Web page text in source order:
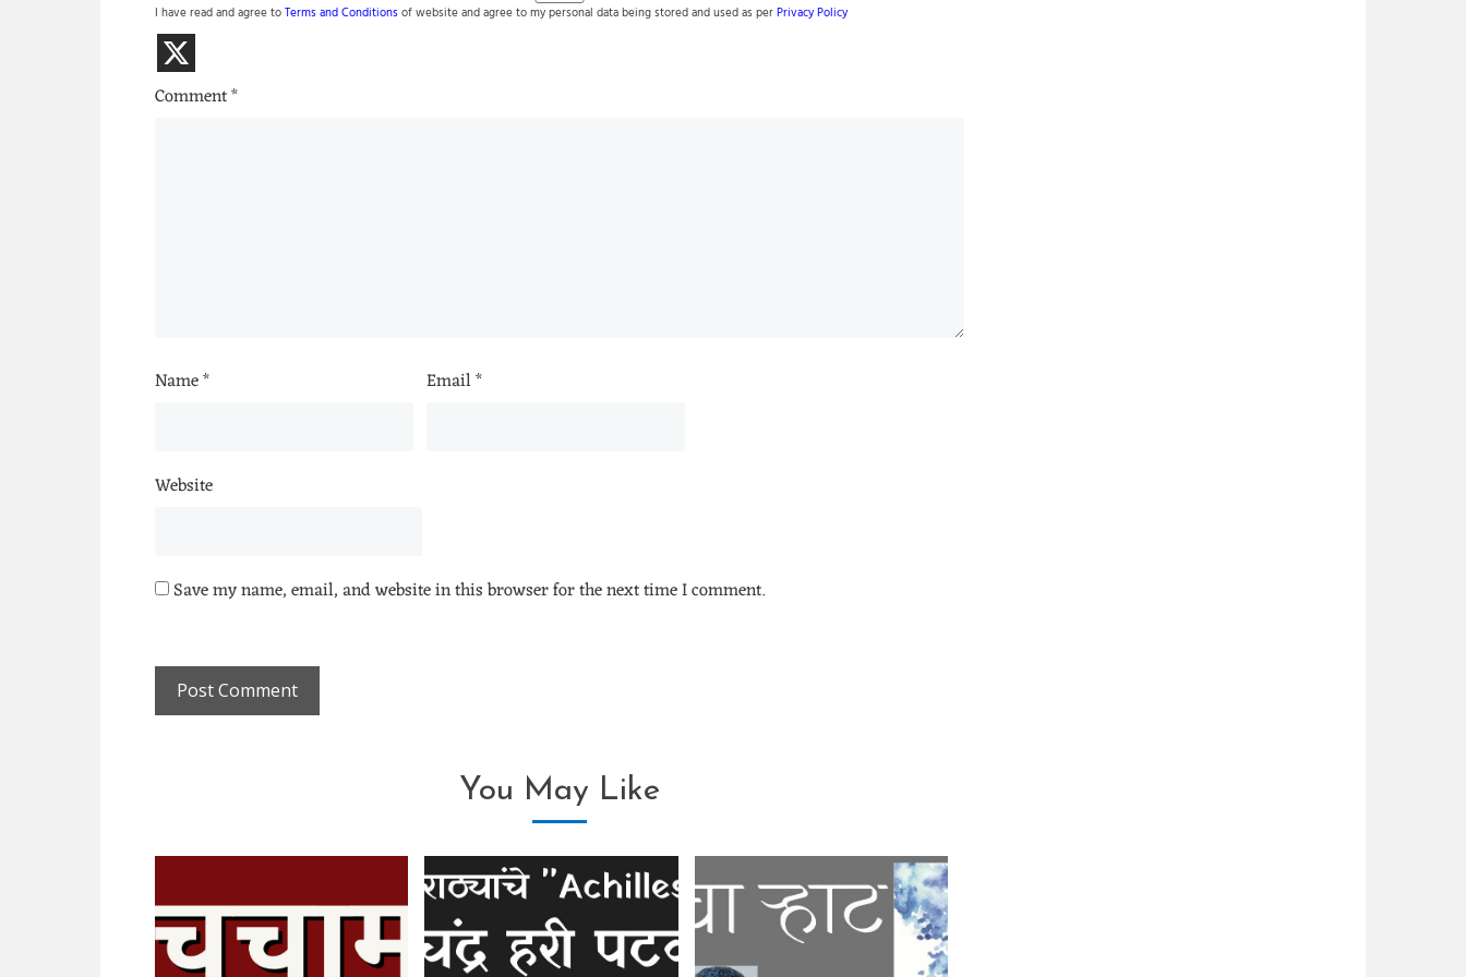
I have read and agree toTerms and Conditionsof website and agree to my personal data being stored and used as perPrivacy Policy
Comment*
Name* Email*
Website
Save my name, email, and website in this browser for the next time I comment.
You May Like